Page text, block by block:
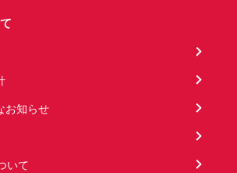
お知らせ
いて